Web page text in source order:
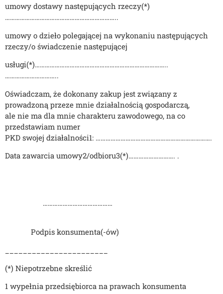
umowy dostawy następujących rzeczy(*)
…………………………………………………………..
umowy o dzieło polegającej na wykonaniu następujących
rzeczy/o świadczenie następującej
usługi(*)……………………………………………………………………..
…………………………..
Oświadczam, że dokonany zakup jest związany z
prowadzoną przeze mnie działalnością gospodarczą,
ale nie ma dla mnie charakteru zawodowego, na co
przedstawiam numer
PKD swojej działalności1: …………………………………………………………….
Data zawarcia umowy2/odbioru3(*)………………………. .
……………………………………
Podpis konsumenta(-ów)
(*) Niepotrzebne skreślić
1 wypełnia przedsiębiorca na prawach konsumenta